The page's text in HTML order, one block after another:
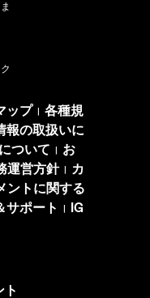
ップ | 各種規
報の取扱いに
ついて | お
運営方針|
カ
ントに関する
サポート | IG
ト